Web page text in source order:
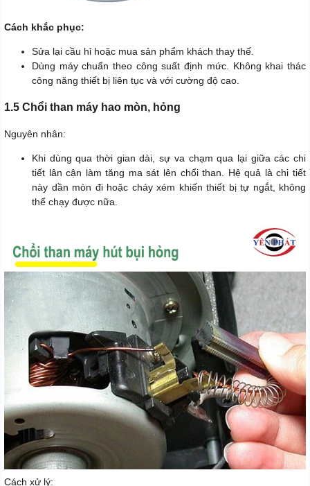
Cách khắc phục:
Sửa lại cầu hỉ hoặc mua sản phẩm khách thay thế.
Dùng máy chuẩn theo công suất định mức. Không khai thác
công năng thiết bị liên tục và với cường độ cao.
1.5 Chổi than máy hao mòn, hỏng
Nguyên nhân:
Khi dùng qua thời gian dài, sự va chạm qua lại giữa các chi
tiết lân cận làm tăng ma sát lên chổi than. Hệ quả là chi tiết
này dần mòn đi hoặc cháy xém khiến thiết bị tự ngắt, không
thể chạy được nữa.
Cách xử lý: